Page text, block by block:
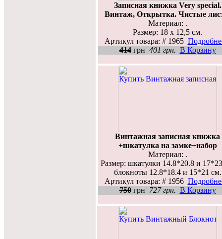
Записная книжка Very special.
Винтаж, Открытка. Чистые
Материал: .
Размер: 18 x 12,5 см.
Артикул товара: # 1965
414грн 401 грн. В Корзину
Винтажная записная книжка
+шкатулка на замке+набор
Материал: .
Размер: шкатулки 14.8*20.8 и
блокноты 12.8*18.4 и 15*21 см.
Артикул товара: # 1956
750грн 727 грн. В Корзину